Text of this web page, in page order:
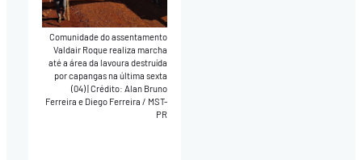
Comunidade do assentamento
Valdair Roque realiza marcha
até a área da lavoura destruída
por capangas na última sexta
(04)|Crédito: Alan Bruno
Ferreira e Diego Ferreira / MST-
PR